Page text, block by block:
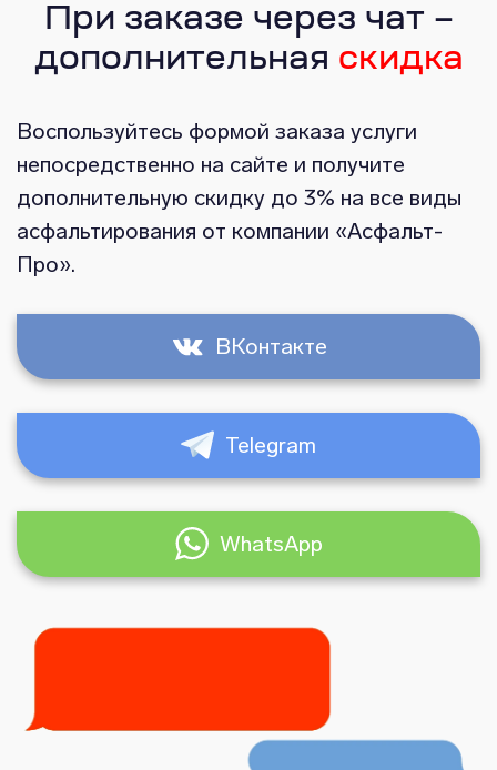
При заказе через чат –
дополнительная скидка
Воспользуйтесь формой заказа услуги
непосредственно на сайте и получите
дополнительную скидку до 3% на все виды
асфальтирования от компании «Асфальт-
Про».
ВКонтакте
Telegram
WhatsApp